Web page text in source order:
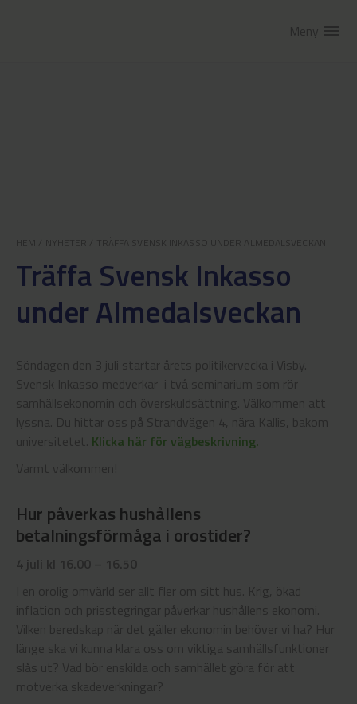
Meny menu
NYHETER TRÄFFA SVENSK INKASSO UNDER ALMEDALSVECKAN
Träffa Svensk Inkasso
under Almedalsveckan
Söndagen den 3 juli startar årets politikervecka i Visby.
Svensk Inkasso medverkar i två seminarium som rör
samhällsekonomin och överskuldsättning. Välkommen att
lyssna. Du hittar oss på Strandvägen 4, nära Kallis, bakom
universitetet. Klicka här för vägbeskrivning.
Varmt välkommen!
Hur påverkas hushållens
betalningsförmåga i orostider?
4 juli kl 16.00 – 16.50
I en orolig omvärld ser allt fler om sitt hus. Krig, ökad
inflation och prisstegringar påverkar hushållens ekonomi.
Vilken beredskap när det gäller ekonomin behöver vi ha? Hur
länge ska vi kunna klara oss om viktiga samhällsfunktioner
slås ut? Vad bör enskilda och samhället göra för att
motverka skadeverkningar?